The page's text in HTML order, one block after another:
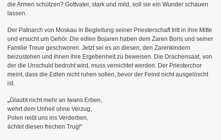
die Armen schützen? Gottvater, stark und mild, soll sie ein Wunder schauen
lassen.
Der Patriarch von Moskau in Begleitung seiner Priesterschaft tritt in ihre Mitte
und ersucht um Gehör. Die edlen Bojaren haben dem Zaren Boris und seiner
Familie Treue geschworen. Jetzt sei es an diesen, den Zarenkindern
beizustehen und ihnen ihre Ergebenheit zu beweisen. Die Drachensaat, von
der die Unschuld bedroht wird, muss vernichtet werden. Der Priesterchor
meint, dass die Edlen nicht ruhen sollen, bevor der Feind nicht ausgelöscht
ist.
„Glaubt nicht mehr an Iwans Erben,
wehrt dem Unheil ohne Verzug,
Polen reißt uns ins Verderben,
ächtet diesen frechen Trug!“